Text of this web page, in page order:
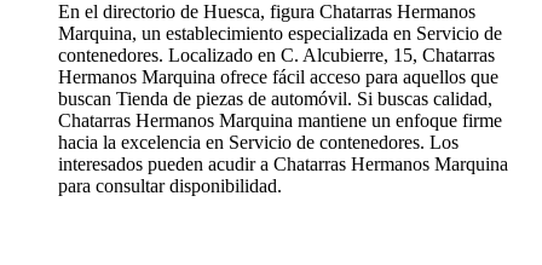
En el directorio de Huesca, figura Chatarras Hermanos
Marquina, un establecimiento especializada en Servicio de
contenedores. Localizado en C. Alcubierre, 15, Chatarras
Hermanos Marquina ofrece fácil acceso para aquellos que
buscan Tienda de piezas de automóvil. Si buscas calidad,
Chatarras Hermanos Marquina mantiene un enfoque firme
hacia la excelencia en Servicio de contenedores. Los
interesados pueden acudir a Chatarras Hermanos Marquina
para consultar disponibilidad.